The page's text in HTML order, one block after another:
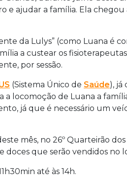
e ajudar a família. Ela chegou
da Lulys” (como Luana é
a custear os
por sessão.
(Sistema Único de Saúde), já
a locomoção de Luana a
já que é necessário um
mês, no 26º Quarteirão
doces que serão vendidos no
até às 14h.